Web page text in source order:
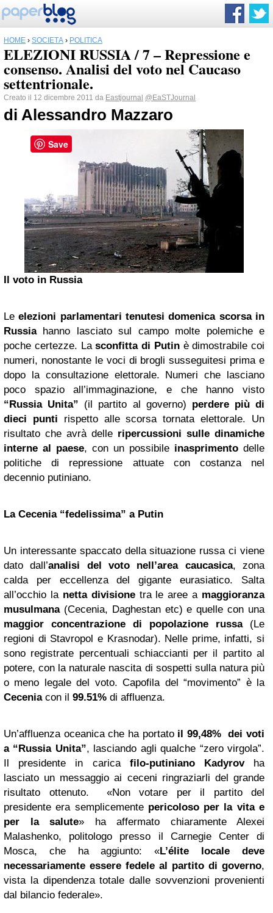
HOME › SOCIETÀ › POLITICA
ELEZIONI RUSSIA / 7 – Repressione e
consenso. Analisi del voto nel Caucaso
settentrionale.
Creato il 12 dicembre 2011 da Eastjournal @EaSTJournal
di Alessandro Mazzaro
Il voto in Russia
Leelezioni parlamentari tenutesi domenica scorsa in
Russiahanno lasciato sul campo molte polemiche e
poche certezze. Lasconfitta di Putinè dimostrabile coi
numeri, nonostante le voci di brogli susseguitesi prima e
dopo la consultazione elettorale. Numeri che lasciano
poco spazio all’immaginazione, e che hanno visto
“Russia Unita” (il partito al governo) perdere più di
dieci punti rispetto alle scorsa tornata elettorale. Un
risultato che avrà delle ripercussioni sulle dinamiche
interne al paese, con un possibile inasprimento delle
politiche di repressione attuate con costanza nel
decennio putiniano.
La Cecenia “fedelissima” a Putin
Un interessante spaccato della situazione russa ci viene
dato dall’analisi del voto nell’area caucasica, zona
calda per eccellenza del gigante eurasiatico. Salta
all’occhio la netta divisionetra le aree amaggioranza
musulmana(Cecenia, Daghestan etc) e quelle con una
maggior concentrazione di popolazione russa(Le
regioni di Stavropol e Krasnodar). Nelle prime, infatti, si
sono registrate percentuali schiaccianti per il partito al
potere, con la naturale nascita di sospetti sulla natura più
o meno legale del voto. Capofila del “movimento” è la
Ceceniacon il 99.51% di affluenza.
Un’affluenza oceanica che ha portato il 99,48% dei voti
a “Russia Unita”, lasciando agli qualche “zero virgola”.
Il presidente in carica filo-putiniano Kadyrovha
lasciato un messaggio ai ceceni ringraziarli del grande
risultato ottenuto. «Non votare per il partito del
presidente era semplicemente pericoloso per la vita e
per la salute» ha affermato chiaramente Alexei
Malashenko, politologo presso il Carnegie Center di
Mosca, che ha aggiunto: «L’élite locale deve
necessariamente essere fedele al partito di governo,
vista la dipendenza totale dalle sovvenzioni provenienti
dal bilancio federale».
Save